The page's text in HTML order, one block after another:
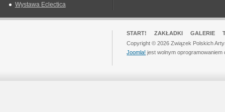
Wystawa Eclectica
START! ZAKŁADKI GALERIE
Copyright © 2026 Związek Polskich
Joomla! jest wolnym